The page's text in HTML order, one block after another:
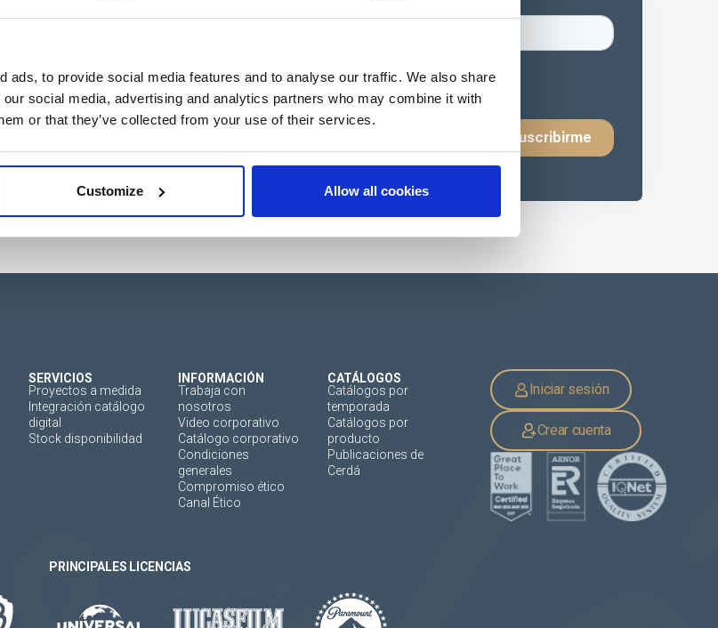
ads, to provide social media features and to analyse our traffic. We also share
social media, advertising and analytics partners who may combine it with
or that they’ve collected from your use of their services.
Customize Allow all cookies
últimos
mundo del
SERVICIOS
Proyectos a medida
Integración catálogo
digital
Stock disponibilidad
INFORMACIÓN
Trabaja con
nosotros
Video corporativo
Catálogo corporativo
Condiciones
generales
Compromiso ético
Canal Ético
CATÁLOGOS
Catálogos por
temporada
Catálogos por
producto
Publicaciones de
Cerdá
Iniciar sesión
Crear cuenta
PRINCIPALES LICENCIAS